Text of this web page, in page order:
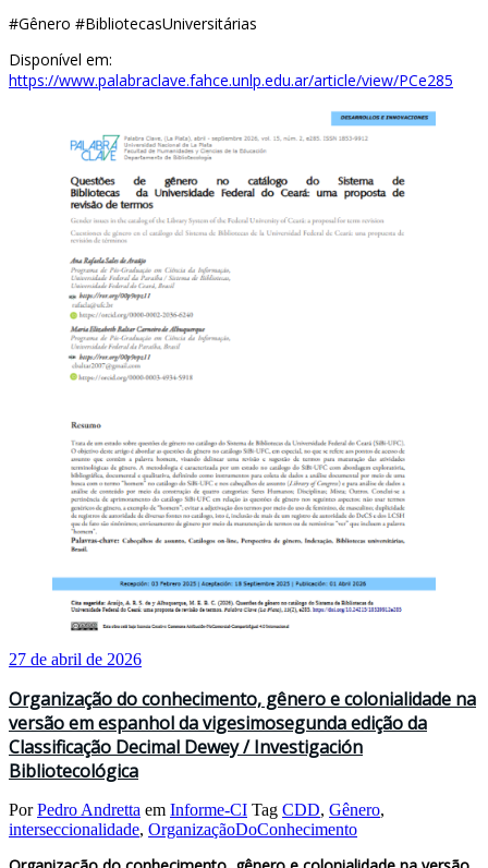
#Gênero #BibliotecasUniversitárias
Disponível em:
https://www.palabraclave.fahce.unlp.edu.ar/article/view/PCe285
27 de abril de 2026
Organização do conhecimento, gênero e colonialidade na
versão em espanhol da vigesimosegunda edição da
Classificação Decimal Dewey / Investigación
Bibliotecológica
PorPedro Andretta em Informe-CI Tag CDD, Gênero,
interseccionalidade, OrganizaçãoDoConhecimento